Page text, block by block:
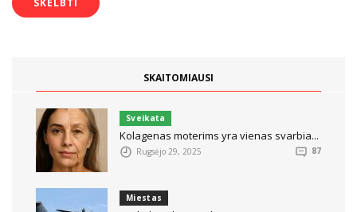
SKAITOMIAUSI
Sveikata
Kolagenas moterims yra vienas svarbia...
Rugsėjo 29, 2025 87
Miestas